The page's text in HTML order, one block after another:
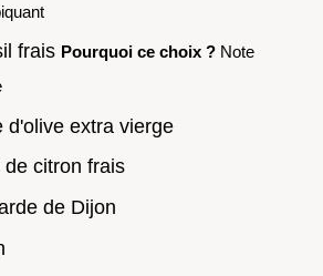
frais Pourquoi ce choix ? Note
d'olive extra vierge
citron frais
de Dijon